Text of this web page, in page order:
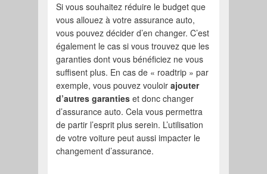
Si vous souhaitez réduire le budget que
vous allouez à votre assurance auto,
vous pouvez décider d’en changer. C’est
également le cas si vous trouvez que les
garanties dont vous bénéficiez ne vous
suffisent plus. En cas de « roadtrip » par
exemple, vous pouvez vouloirajouter
d’autres garanties et donc changer
d’assurance auto. Cela vous permettra
de partir l’esprit plus serein. L’utilisation
de votre voiture peut aussi impacter le
changement d’assurance.